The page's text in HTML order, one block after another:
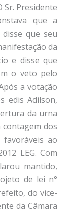
Sr. Presidente
que a
que seu
da
e disse que
o veto pelo
a votação
edis Adilson,
da urna
dos
ao
LEG. Com
mantido,
de lei n°
do vice-
da Câmara